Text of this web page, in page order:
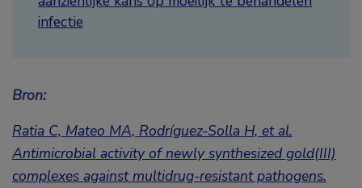
infectie
Bron:
Ratia C, Mateo MA, Rodríguez-Solla H, et al.
Antimicrobial activity of newly synthesized gold(III)
complexes against multidrug-resistant pathogens.